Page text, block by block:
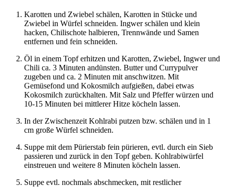
Karotten und Zwiebel schälen, Karotten in Stücke und
Zwiebel in Würfel schneiden. Ingwer schälen und klein
hacken, Chilischote halbieren, Trennwände und Samen
entfernen und fein schneiden.
Öl in einem Topf erhitzen und Karotten, Zwiebel, Ingwer und
Chili ca. 3 Minuten andünsten. Butter und Currypulver
zugeben und ca. 2 Minuten mit anschwitzen. Mit
Gemüsefond und Kokosmilch aufgießen, dabei etwas
Kokosmilch zurückhalten. Mit Salz und Pfeffer würzen und
10-15 Minuten bei mittlerer Hitze köcheln lassen.
In der Zwischenzeit Kohlrabi putzen bzw. schälen und in 1
cm große Würfel schneiden.
Suppe mit dem Pürierstab fein pürieren, evtl. durch ein Sieb
passieren und zurück in den Topf geben. Kohlrabiwürfel
einstreuen und weitere 8 Minuten köcheln lassen.
Suppe evtl. nochmals abschmecken, mit restlicher